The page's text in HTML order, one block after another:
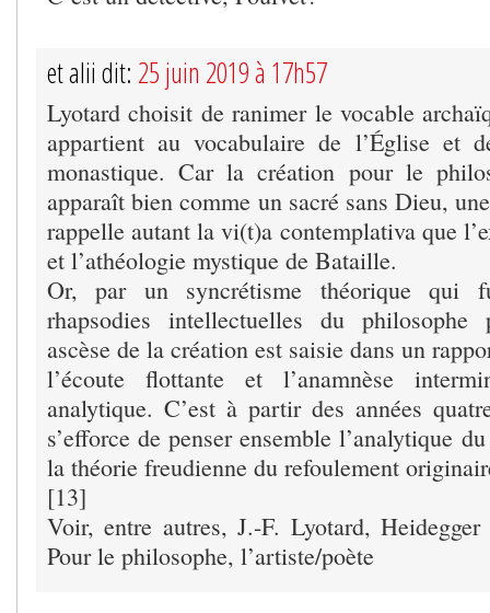
et alii dit: 25 juin 2019 à 17h57
Lyotard choisit de ranimer le vocable
appartient au vocabulaire de l’Église et
monastique. Car la création pour le
apparaît bien comme un sacré sans Dieu,
rappelle autant la vi(t)a contemplativa que
et l’athéologie mystique de Bataille.
Or, par un syncrétisme théorique qui
rhapsodies intellectuelles du philosophe
ascèse de la création est saisie dans un
l’écoute flottante et l’anamnèse
analytique. C’est à partir des années
s’efforce de penser ensemble l’analytique
la théorie freudienne du refoulement
[13]
Voir, entre autres, J.-F. Lyotard,
Pour le philosophe, l’artiste/poète